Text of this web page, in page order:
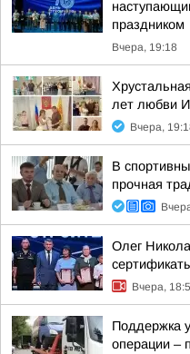
праздником
Вчера, 19:18
лет любви
Вчера,
В
прочная
Олег
Вчера,
Поддержка
операции –